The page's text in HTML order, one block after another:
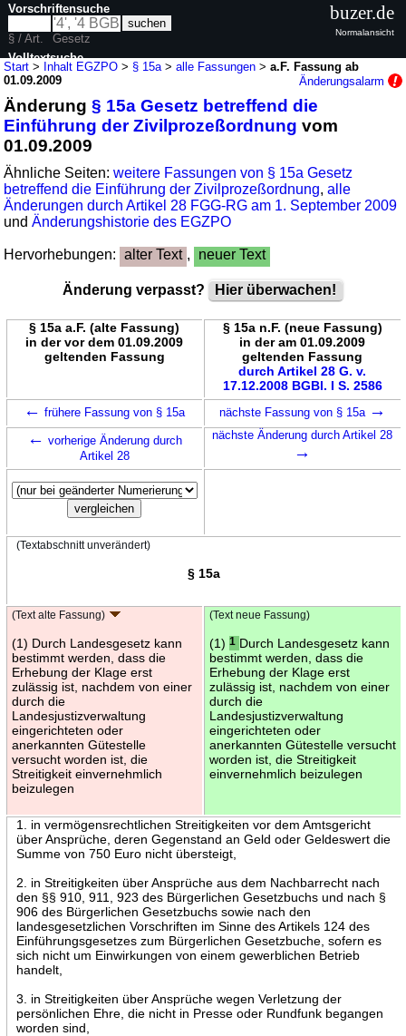
Start > Inhalt EGZPO > § 15a >alle Fassungen >a.F. Fassung ab
01.09.2009
Änderungsalarm
Änderung§ 15a Gesetz betreffend die
Einführung der Zivilprozeßordnung vom
01.09.2009
Ähnliche Seiten:weitere Fassungen von § 15a Gesetz
betreffend die Einführung der Zivilprozeßordnung,alle
Änderungen durch Artikel 28 FGG-RG am 1. September 2009
undÄnderungshistorie des EGZPO
Hervorhebungen: alter Text , neuer Text
Änderung verpasst? Hier überwachen!
§ 15a a.F. (alte Fassung)
in der vor dem 01.09.2009
geltenden Fassung
§ 15a n.F. (neue Fassung)
in der am 01.09.2009
geltenden Fassung
durch Artikel 28 G. v.
17.12.2008 BGBl. I S. 2586
← frühere Fassung von § 15a nächste Fassung von § 15a →
← vorherige Änderung durch
Artikel 28
nächste Änderung durch Artikel 28
→
(Textabschnitt unverändert)
§ 15a
(Text alte Fassung)
(1) Durch Landesgesetz kann
bestimmt werden, dass die
Erhebung der Klage erst
zulässig ist, nachdem von einer
durch die
Landesjustizverwaltung
eingerichteten oder
anerkannten Gütestelle
versucht worden ist, die
Streitigkeit einvernehmlich
beizulegen
(Text neue Fassung)
(1) 1 Durch Landesgesetz kann
bestimmt werden, dass die
Erhebung der Klage erst
zulässig ist, nachdem von einer
durch die
Landesjustizverwaltung
eingerichteten oder
anerkannten Gütestelle versucht
worden ist, die Streitigkeit
einvernehmlich beizulegen
1. in vermögensrechtlichen Streitigkeiten vor dem Amtsgericht
über Ansprüche, deren Gegenstand an Geld oder Geldeswert die
Summe von 750 Euro nicht übersteigt,
2. in Streitigkeiten über Ansprüche aus dem Nachbarrecht nach
den §§ 910, 911, 923 des Bürgerlichen Gesetzbuchs und nach §
906 des Bürgerlichen Gesetzbuchs sowie nach den
landesgesetzlichen Vorschriften im Sinne des Artikels 124 des
Einführungsgesetzes zum Bürgerlichen Gesetzbuche, sofern es
sich nicht um Einwirkungen von einem gewerblichen Betrieb
handelt,
3. in Streitigkeiten über Ansprüche wegen Verletzung der
persönlichen Ehre, die nicht in Presse oder Rundfunk begangen
worden sind,
Vorschriftensuche
§ / Art.
Gesetz
Volltextsuche
buzer.de
Normalansicht